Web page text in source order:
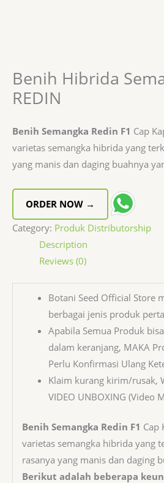
Benih Hibrida
REDIN
Benih Semangka Redin F1 Cap
varietas semangka hibrida yang
yang manis dan daging buahnya
ORDER NOW →
Category: Produk Distributorship
Description
Reviews (0)
Botani Seed Official Store
berbagai jenis produk
Apabila Semua Produk
dalam keranjang, MAKA
Perlu Konfirmasi Ulang
Klaim kurang kirim/rusak,
VIDEO UNBOXING (Video
Benih Semangka Redin F1 Cap
varietas semangka hibrida yang
rasanya yang manis dan daging
Berikut adalah beberapa